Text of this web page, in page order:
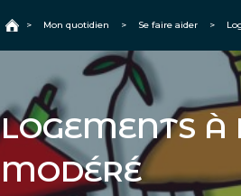
Accueil
> Mon quotidien > Se faire aider >
LOGEMENTS À
MODÉRÉ